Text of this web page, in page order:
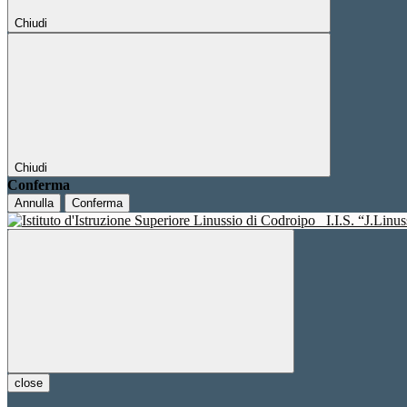
Chiudi
Chiudi
Conferma
Annulla Conferma
I.I.S.
close